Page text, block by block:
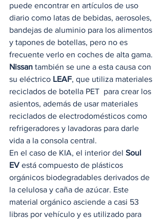
puede encontrar en artículos de uso
diario como latas de bebidas, aerosoles,
bandejas de aluminio para los alimentos
y tapones de botellas, pero no es
frecuente verlo en coches de alta gama.
Nissan también se une a esta causa con
su eléctrico LEAF, que utiliza materiales
reciclados de botella PET  para crear los
asientos, además de usar materiales
reciclados de electrodomésticos como
refrigeradores y lavadoras para darle
vida a la consola central.
En el caso de KIA, el interior del Soul
EV está compuesto de plásticos
orgánicos biodegradables derivados de
la celulosa y caña de azúcar. Este
material orgánico asciende a casi 53
libras por vehículo y es utilizado para